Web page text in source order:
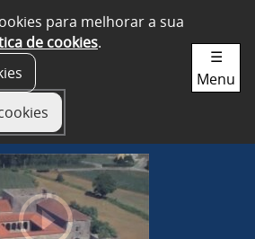
para melhorar a sua
de cookies.
☰
Menu